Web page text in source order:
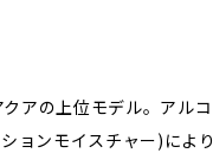
クアの上位モデル。ア
ョンモイスチャー)によ